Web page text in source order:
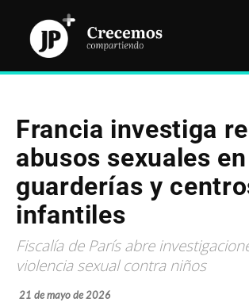
Francia investiga
abusos sexuales en
guarderías y
infantiles
Fiscalía de París abre
violencia sexual contra niños
21 de mayo de 2026